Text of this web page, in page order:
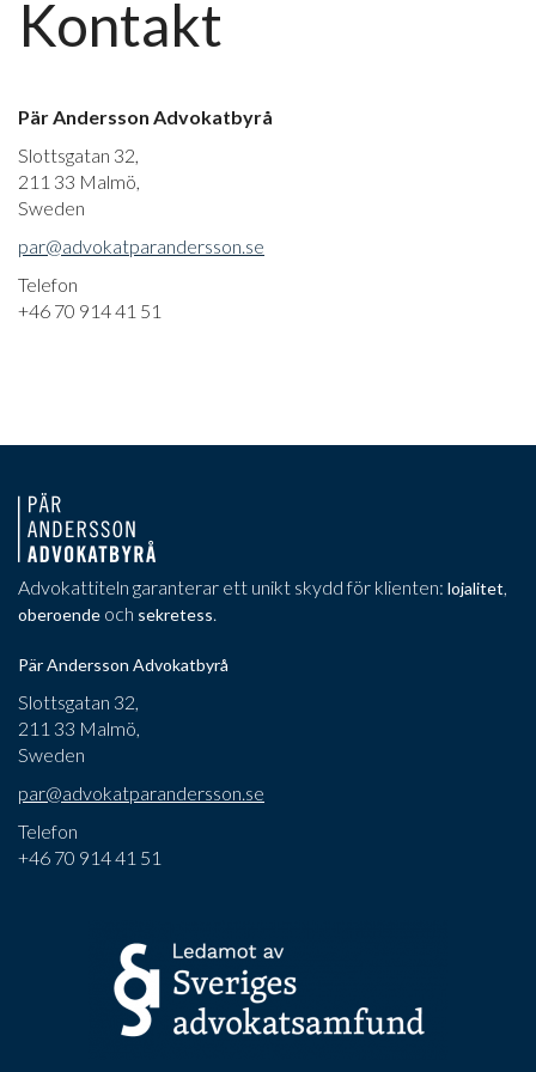
Kontakt
Pär Andersson Advokatbyrå
Slottsgatan 32,
211 33 Malmö,
Sweden
par@advokatparandersson.se
Telefon
+46 70 914 41 51
Advokattiteln garanterar ett unikt skydd för klienten: lojalitet,
oberoende och sekretess.
Pär Andersson Advokatbyrå
Slottsgatan 32,
211 33 Malmö,
Sweden
par@advokatparandersson.se
Telefon
+46 70 914 41 51